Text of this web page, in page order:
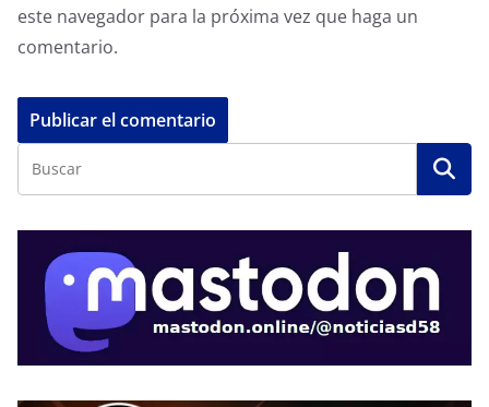
este navegador para la próxima vez que haga un
comentario.